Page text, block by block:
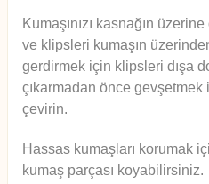
Kumaşınızı kasnağın
ve klipsleri kumaşın
gerdirmek için klipsleri dışa
çıkarmadan önce
çevirin.
Hassas kumaşları korumak
kumaş parçası koyabilirsiniz.